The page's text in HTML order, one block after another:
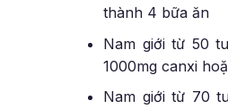
thành 4 bữa ăn
Nam giới từ 50
1000mg canxi
Nam giới từ 70